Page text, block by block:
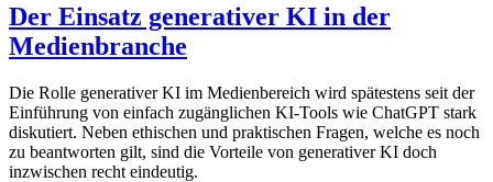
Der Einsatz generativer KI in der
Medienbranche
Die Rolle generativer KI im Medienbereich wird spätestens seit der
Einführung von einfach zugänglichen KI-Tools wie ChatGPT stark
diskutiert. Neben ethischen und praktischen Fragen, welche es noch
zu beantworten gilt, sind die Vorteile von generativer KI doch
inzwischen recht eindeutig.